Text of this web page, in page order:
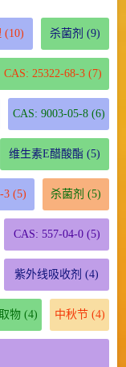
(10) 杀菌剂 (9)
CAS: 25322-68-3 (7)
CAS: 9003-05-8(6)
维生素E醋酸酯 (5)
3(5) 杀菌剂 (5)
CAS: 557-04-0(5)
紫外线吸收剂 (4)
物(4) 中秋节(4)